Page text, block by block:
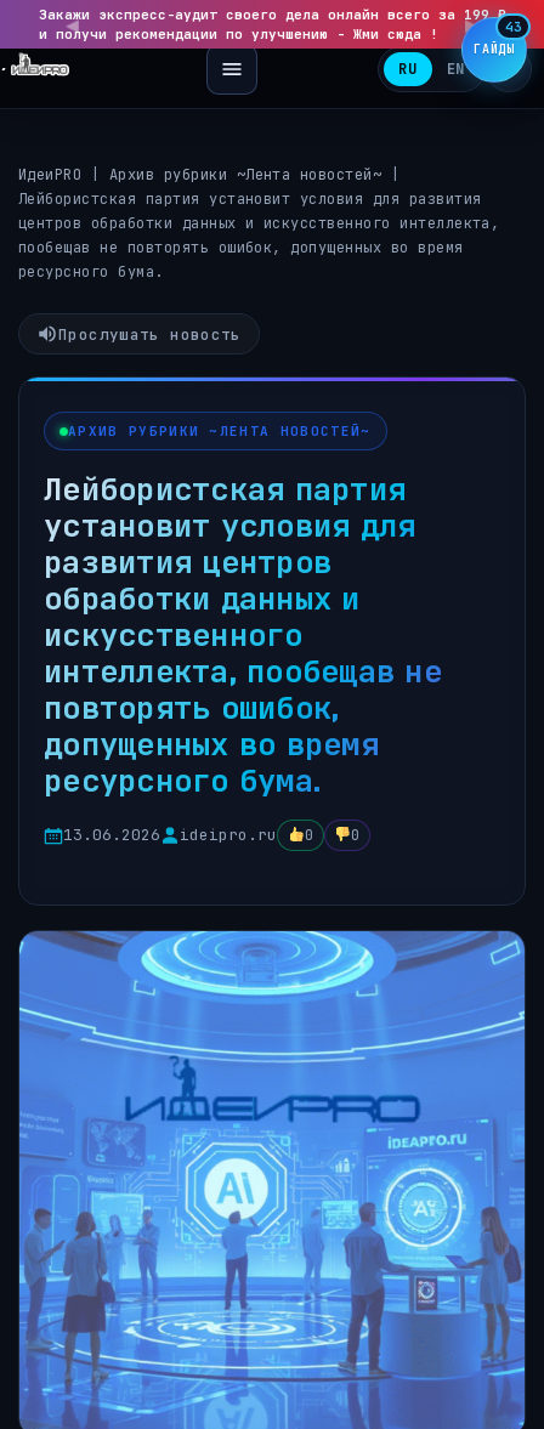
◀
Закажи экспресс-аудит своего дела онлайн всего за 199 ₽
и получи рекомендации по улучшению - Жми сюда !
▶
RU EN
ИдеиPRO Архив рубрики ~Лента новостей~
Лейбористская партия установит условия для развития
центров обработки данных и искусственного интеллекта,
пообещав не повторять ошибок, допущенных во время
ресурсного бума.
Прослушать новость
АРХИВ РУБРИКИ ~ЛЕНТА НОВОСТЕЙ~
Лейбористская партия
установит условия для
развития центров
обработки данных и
искусственного
интеллекта, пообещав не
повторять ошибок,
допущенных во время
ресурсного бума.
13.06.2026 ideipro.ru 0 0
ГАЙДЫ
43